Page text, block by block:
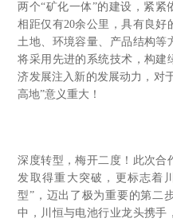
两个“矿化一体”的建设，紧紧
相距仅有20余公里，具有良好
土地、环境容量、产品结构等
将采用先进的系统技术，构建
济发展注入新的发展动力，对
高地”意义重大！
深度转型，梅开二度！此次合
发取得重大突破，更标志着
型”，迈出了极为重要的第二
中，川恒与电池行业龙头携手